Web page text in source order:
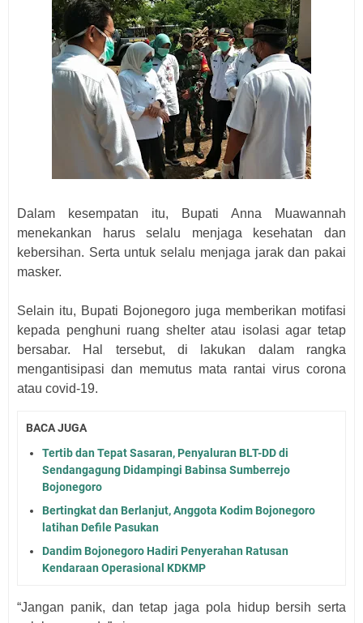
Dalam kesempatan itu, Bupati Anna Muawannah
menekankan harus selalu menjaga kesehatan dan
kebersihan. Serta untuk selalu menjaga jarak dan pakai
masker.
Selain itu, Bupati Bojonegoro juga memberikan motifasi
kepada penghuni ruang shelter atau isolasi agar tetap
bersabar. Hal tersebut, di lakukan dalam rangka
mengantisipasi dan memutus mata rantai virus corona
atau covid-19.
BACA JUGA
Tertib dan Tepat Sasaran, Penyaluran BLT-DD di
Sendangagung Didampingi Babinsa Sumberrejo
Bojonegoro
Bertingkat dan Berlanjut, Anggota Kodim Bojonegoro
latihan Defile Pasukan
Dandim Bojonegoro Hadiri Penyerahan Ratusan
Kendaraan Operasional KDKMP
“Jangan panik, dan tetap jaga pola hidup bersih serta